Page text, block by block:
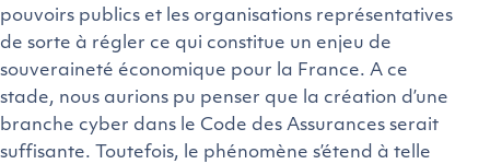
pouvoirs publics et les organisations représentatives
de sorte à régler ce qui constitue un enjeu de
souveraineté économique pour la France. A ce
stade, nous aurions pu penser que la création d’une
branche cyber dans le Code des Assurances serait
suffisante. Toutefois, le phénomène s’étend à telle